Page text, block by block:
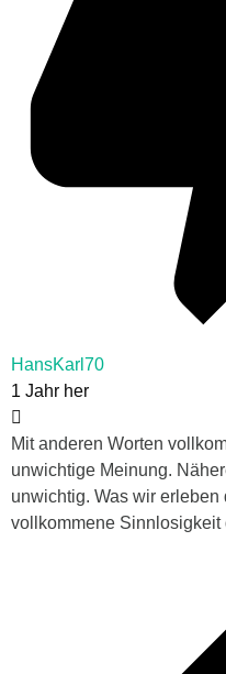
HansKarl70
1 Jahr her
Mit anderen Worten
unwichtige Meinung.
unwichtig. Was wir
vollkommene Sinnlosigkeit